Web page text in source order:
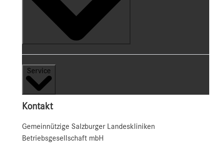
Service
Kontakt
Gemeinnützige Salzburger Landeskliniken
Betriebsgesellschaft mbH